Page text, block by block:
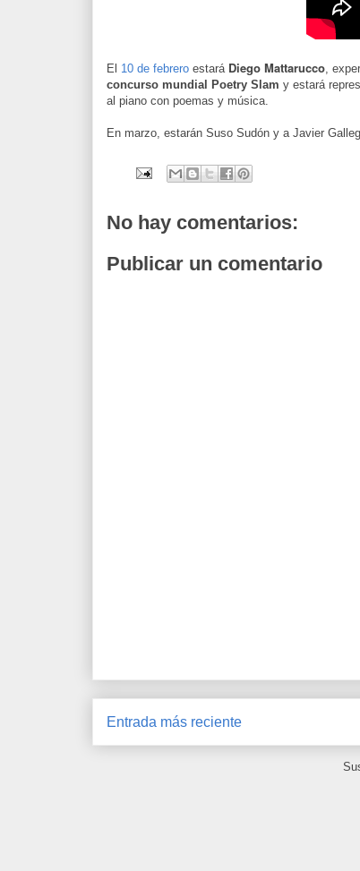
El 10 de febrero estará Diego Mattarucco,
concurso mundial Poetry Slam y estará
al piano con poemas y música.
En marzo, estarán Suso Sudón y a Javier
No hay comentarios:
Publicar un comentario
Entrada más reciente